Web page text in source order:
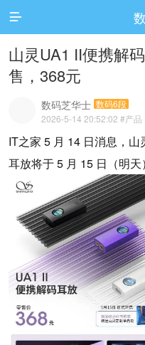
访问电脑版

山灵UA1 II便携解
售，368元
数码芝华士 数码6段
2026-5-14 20:52:02 #产品
IT之家 5 月 14 日消息，
耳放将于 5 月 15 日（明天